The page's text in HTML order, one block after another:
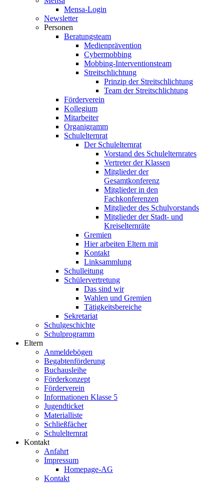
Mensa-Login
Newsletter
Personen
Beratungsteam
Medienprävention
Cybermobbing
Mobbing-Interventionsteam
Streitschlichtung
Prinzip der Streitschlichtung
Team der Streitschlichtung
Förderverein
Kollegium
Mitarbeiter
Organigramm
Schulelternrat
Der Schulelternrat
Vorstand des Schulelternrates
Vertreter der Klassen
Mitglieder der
Gesamtkonferenz
Mitglieder in den
Fachkonferenzen
Mitglieder des Schulvorstands
Mitglieder der Stadt- und
Kreiselternräte
Gremien
Hier arbeiten Eltern mit
Kontakt
Linksammlung
Schulleitung
Schülervertretung
Das sind wir
Wahlen und Gremien
Tätigkeitsbereiche
Sekretariat
Schulgeschichte
Schulprogramm
Eltern
Anmeldebögen
Begabtenförderung
Buchausleihe
Förderkonzept
Förderverein
Informationen Klasse 5
Jugendticket
Materialliste
Schließfächer
Schulelternrat
Kontakt
Anfahrt
Impressum
Homepage-AG
Kontakt